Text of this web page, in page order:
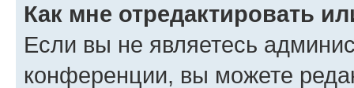
Как мне отредактировать
Если вы не являетесь
конференции, вы можете